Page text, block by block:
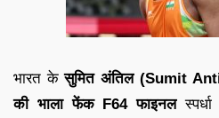
भारत केसुमित अंतिल (Sumit
की भाला फेंक F64 फाइनल